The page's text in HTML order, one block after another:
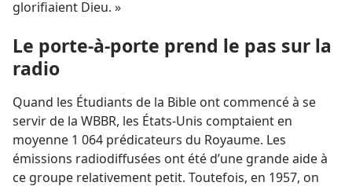
glorifiaient Dieu. »
Le porte-à-porte prend le pas sur la
radio
Quand les Étudiants de la Bible ont commencé à se
servir de la WBBR, les États-Unis comptaient en
moyenne 1 064 prédicateurs du Royaume. Les
émissions radiodiffusées ont été d’une grande aide à
ce groupe relativement petit. Toutefois, en 1957, on